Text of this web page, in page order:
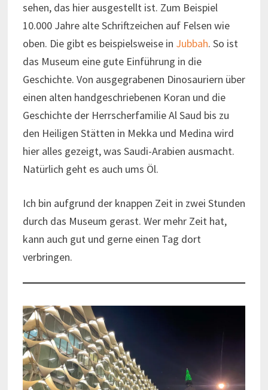
sehen, das hier ausgestellt ist. Zum Beispiel
10.000 Jahre alte Schriftzeichen auf Felsen wie
oben. Die gibt es beispielsweise in Jubbah. So ist
das Museum eine gute Einführung in die
Geschichte. Von ausgegrabenen Dinosauriern über
einen alten handgeschriebenen Koran und die
Geschichte der Herrscherfamilie Al Saud bis zu
den Heiligen Stätten in Mekka und Medina wird
hier alles gezeigt, was Saudi-Arabien ausmacht.
Natürlich geht es auch ums Öl.
Ich bin aufgrund der knappen Zeit in zwei Stunden
durch das Museum gerast. Wer mehr Zeit hat,
kann auch gut und gerne einen Tag dort
verbringen.